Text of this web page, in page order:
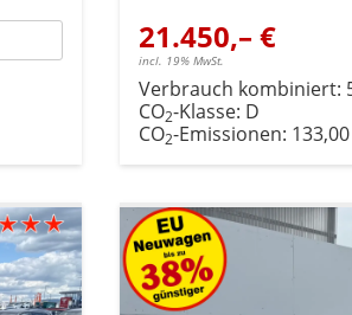
21.450,– €
incl. 19% MwSt.
Verbrauch kombiniert:
CO2-Klasse: D
CO2-Emissionen: